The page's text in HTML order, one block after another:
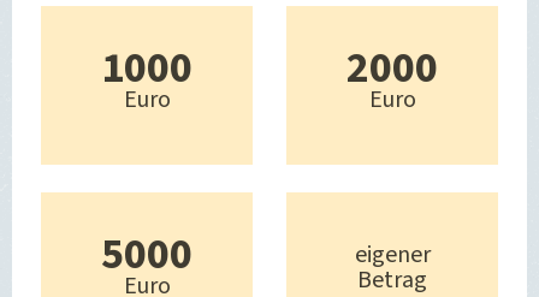
1000
Euro
2000
Euro
5000
Euro
eigener
Betrag